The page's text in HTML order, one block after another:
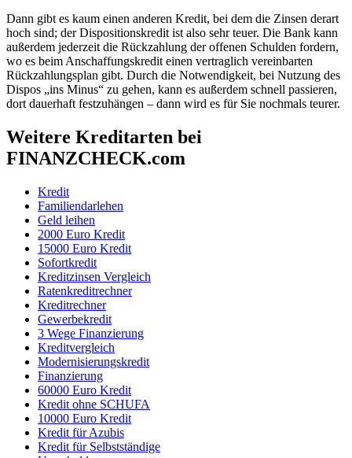
Dann gibt es kaum einen anderen Kredit, bei dem die Zinsen derart
hoch sind; der Dispositionskredit ist also sehr teuer. Die Bank kann
außerdem jederzeit die Rückzahlung der offenen Schulden fordern,
wo es beim Anschaffungskredit einen vertraglich vereinbarten
Rückzahlungsplan gibt. Durch die Notwendigkeit, bei Nutzung des
Dispos „ins Minus“ zu gehen, kann es außerdem schnell passieren,
dort dauerhaft festzuhängen – dann wird es für Sie nochmals teurer.
Weitere Kreditarten bei
FINANZCHECK.com
Kredit
Familiendarlehen
Geld leihen
2000 Euro Kredit
15000 Euro Kredit
Sofortkredit
Kreditzinsen Vergleich
Ratenkreditrechner
Kreditrechner
Gewerbekredit
3 Wege Finanzierung
Kreditvergleich
Modernisierungskredit
Finanzierung
60000 Euro Kredit
Kredit ohne SCHUFA
10000 Euro Kredit
Kredit für Azubis
Kredit für Selbstständige